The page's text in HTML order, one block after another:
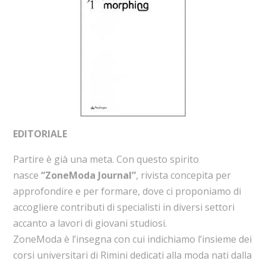
EDITORIALE
Partire è già una meta. Con questo spirito
nasce “ZoneModa Journal”, rivista concepita per
approfondire e per formare, dove ci proponiamo di
accogliere contributi di specialisti in diversi settori
accanto a lavori di giovani studiosi.
ZoneModa è l’insegna con cui indichiamo l’insieme dei
corsi universitari di Rimini dedicati alla moda nati dalla